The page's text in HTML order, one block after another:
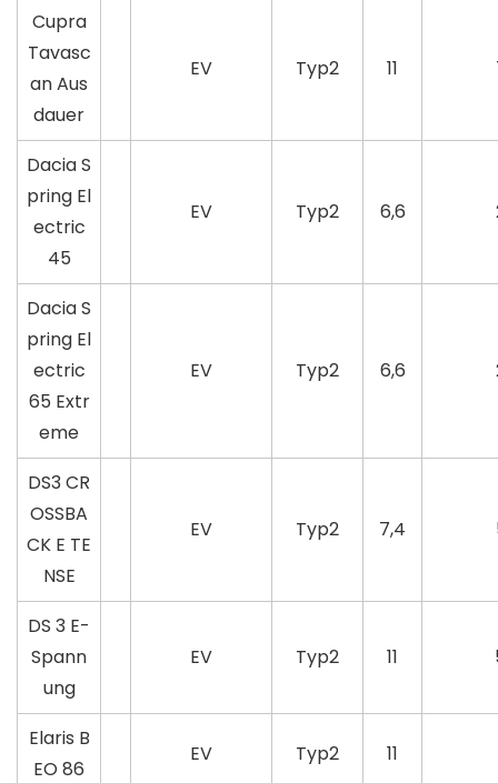
Cupra
Tavasc
an Aus
dauer
EV Typ2 11
Dacia S
pring El
ectric
45
EV Typ2 6,6
Dacia S
pring El
ectric
65 Extr
eme
EV Typ2 6,6
DS3 CR
OSSBA
CK E TE
NSE
EV Typ2 7,4
DS 3 E-
Spann
ung
EV Typ2 11
Elaris B
EO 86
EV Typ2 11